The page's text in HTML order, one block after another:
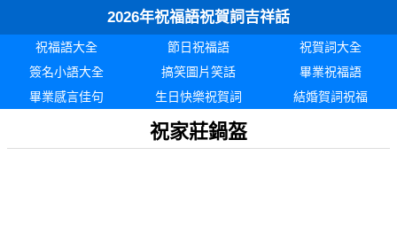
2026年祝福語祝賀詞吉祥話
祝福語大全 節日祝福語
祝賀詞大全
簽名小語大全
搞笑圖片笑話
畢業祝福語
畢業感言佳句
生日快樂祝賀詞 結婚賀詞祝福
祝家莊鍋盔